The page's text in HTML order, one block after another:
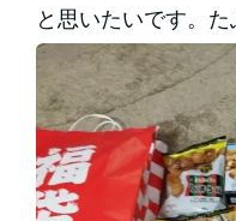
と思いたいです。た